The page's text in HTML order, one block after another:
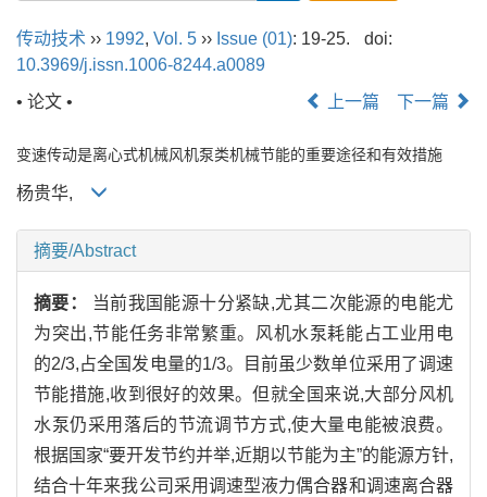
传动技术 ›› 1992, Vol. 5 ›› Issue (01): 19-25.
doi:
10.3969/j.issn.1006-8244.a0089
• 论文 •
上一篇 下一篇
变速传动是离心式机械风机泵类机械节能的重要途径和有效措施
杨贵华,
摘要/Abstract
摘要：
当前我国能源十分紧缺,尤其二次能源的电能尤
为突出,节能任务非常繁重。风机水泵耗能占工业用电
的2/3,占全国发电量的1/3。目前虽少数单位采用了调速
节能措施,收到很好的效果。但就全国来说,大部分风机
水泵仍采用落后的节流调节方式,使大量电能被浪费。
根据国家“要开发节约并举,近期以节能为主”的能源方针,
结合十年来我公司采用调速型液力偶合器和调速离合器